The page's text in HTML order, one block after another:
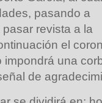
pasando a
revista a la
el
impondrá una
de